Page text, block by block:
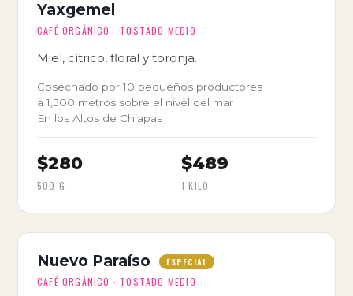
Yaxgemel
CAFÉ ORGÁNICO · TOSTADO MEDIO
Miel, cítrico, floral y toronja.
Cosechado por 10 pequeños productores
a 1,500 metros sobre el nivel del mar
En los Altos de Chiapas
$280
500 G
$489
1 KILO
Nuevo Paraíso ESPECIAL
CAFÉ ORGÁNICO · TOSTADO MEDIO